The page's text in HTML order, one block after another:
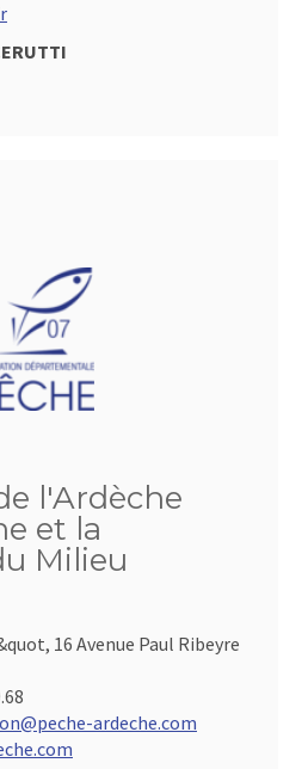
l'Ardèche
et la
Milieu
16 Avenue Paul Ribeyre
ardeche.com